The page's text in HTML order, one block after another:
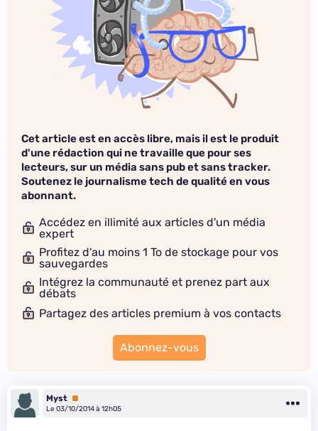
Cet article est en accès libre, mais il est le produit
d'une rédaction qui ne travaille que pour ses
lecteurs, sur un média sans pub et sans tracker.
Soutenez le journalisme tech de qualité en vous
abonnant.
Accédez en illimité aux articles d'un média
expert
Profitez d'au moins 1 To de stockage pour vos
sauvegardes
Intégrez la communauté et prenez part aux
débats
Partagez des articles premium à vos contacts
Abonnez-vous
Myst Premium
Le 03/10/2014 à 12h05